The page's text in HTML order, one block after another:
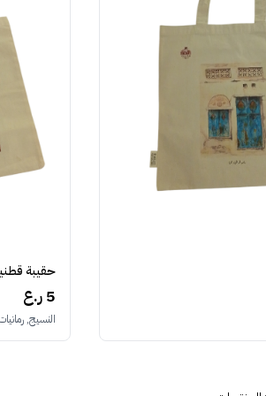
حقيبة
5 ر.ع
النسيج,